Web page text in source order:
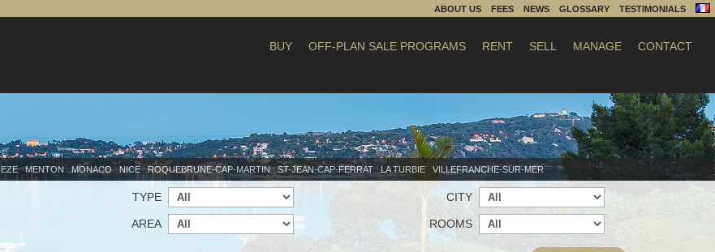
ABOUT US FEES NEWS GLOSSARY TESTIMONIALS
BUY OFF-PLAN SALE PROGRAMS RENT SELL MANAGE CONTACT
EZE MENTON MONACO NICE ROQUEBRUNE-CAP-MARTIN ST-JEAN-CAP-FERRAT LA TURBIE VILLEFRANCHE-SUR-MER
TYPE CITY
AREA ROOMS